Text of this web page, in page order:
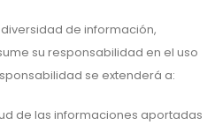
de información,
su responsabilidad en el uso
se extenderá a:
de las informaciones aportadas